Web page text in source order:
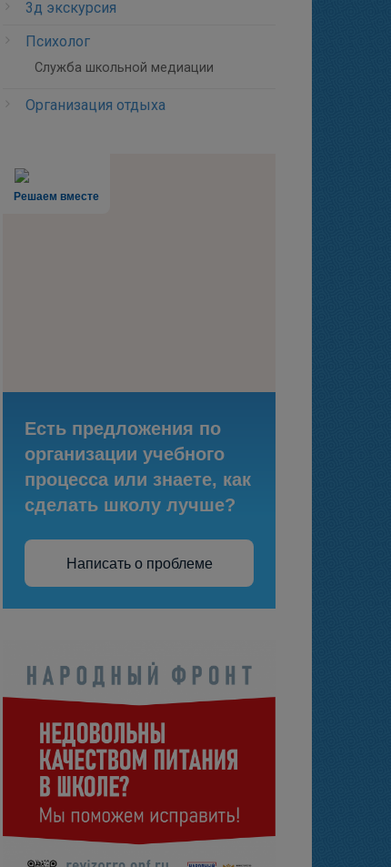
3д экскурсия
Психолог
Служба школьной медиации
Организация отдыха
Решаем вместе
Есть предложения по
организации учебного
процесса или знаете, как
сделать школу лучше?
Написать о проблеме